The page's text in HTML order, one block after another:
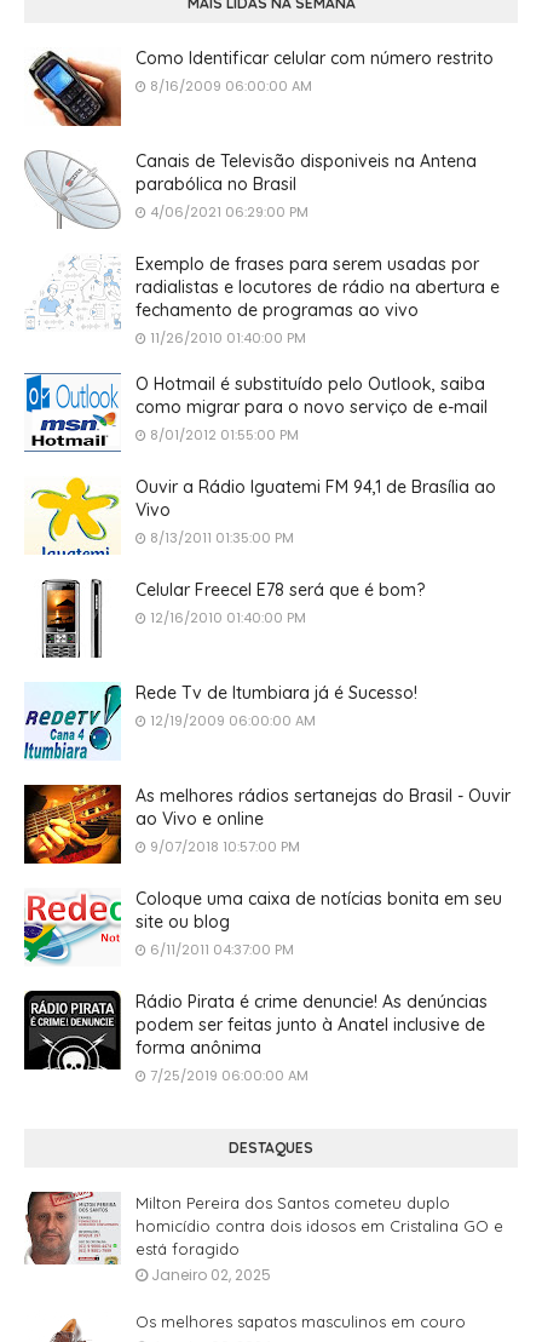
Como Identificar celular com número restrito
8/16/2009 06:00:00 AM
Canais de Televisão disponiveis na Antena
parabólica no Brasil
4/06/2021 06:29:00 PM
Exemplo de frases para serem usadas por
radialistas e locutores de rádio na abertura e
fechamento de programas ao vivo
11/26/2010 01:40:00 PM
O Hotmail é substituído pelo Outlook, saiba
como migrar para o novo serviço de e-mail
8/01/2012 01:55:00 PM
Ouvir a Rádio Iguatemi FM 94,1 de Brasília ao
Vivo
8/13/2011 01:35:00 PM
Celular Freecel E78 será que é bom?
12/16/2010 01:40:00 PM
Rede Tv de Itumbiara já é Sucesso!
12/19/2009 06:00:00 AM
As melhores rádios sertanejas do Brasil - Ouvir
ao Vivo e online
9/07/2018 10:57:00 PM
Coloque uma caixa de notícias bonita em seu
site ou blog
6/11/2011 04:37:00 PM
Rádio Pirata é crime denuncie! As denúncias
podem ser feitas junto à Anatel inclusive de
forma anônima
7/25/2019 06:00:00 AM
DESTAQUES
Milton Pereira dos Santos cometeu duplo
homicídio contra dois idosos em Cristalina GO e
está foragido
Janeiro 02, 2025
Os melhores sapatos masculinos em couro